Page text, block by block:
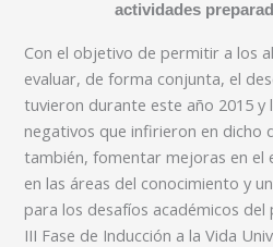
actividades
Con el objetivo de permitir a los
evaluar, de forma conjunta, el
tuvieron durante este año 2015
negativos que infirieron en dicho
también, fomentar mejoras en el
en las áreas del conocimiento y
para los desafíos académicos
III Fase de Inducción a la Vida